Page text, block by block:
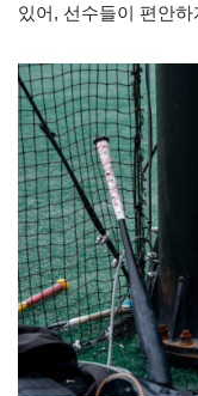
있어, 선수들이 편안